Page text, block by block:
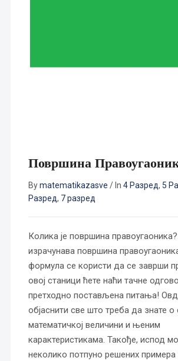
Површина
Bymatematikazasve / In 4 Разред, 5
Разред, 7 разред
Колика је површина
израчунава површина
формула се користи да се заврши
овој станици ћете наћи тачне
претходно постављена питања!
објаснити све што треба да знате о
математичкој величини и њеним
карактеристикама. Такође, испод
неколико потпуно решених примера